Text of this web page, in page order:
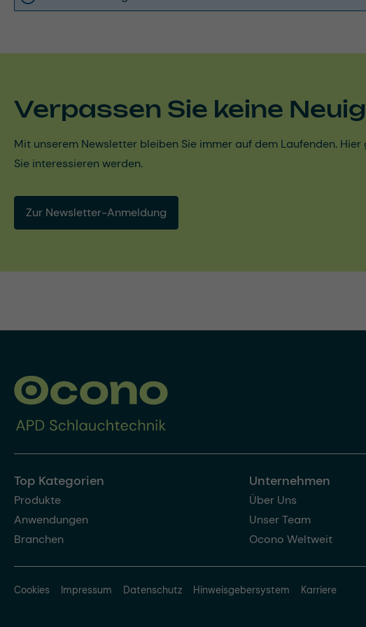
Verpassen Sie keine
Mit unserem Newsletter bleiben Sie immer auf dem Laufenden.
Sie interessieren werden.
Zur Newsletter-Anmeldung
Top Kategorien
Produkte
Anwendungen
Branchen
Unternehmen
Über Uns
Unser Team
Ocono Weltweit
Cookies Impressum Datenschutz Hinweisgebersystem Karriere